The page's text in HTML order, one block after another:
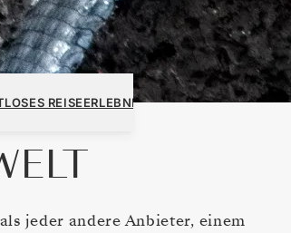
REISEERLEBNIS
jeder andere Anbieter, einem